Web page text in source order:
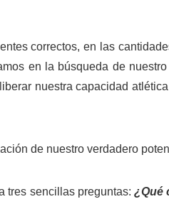
correctos, en las
en la búsqueda de
nuestra capacidad
de nuestro verdadero
tres sencillas preguntas:¿Qué